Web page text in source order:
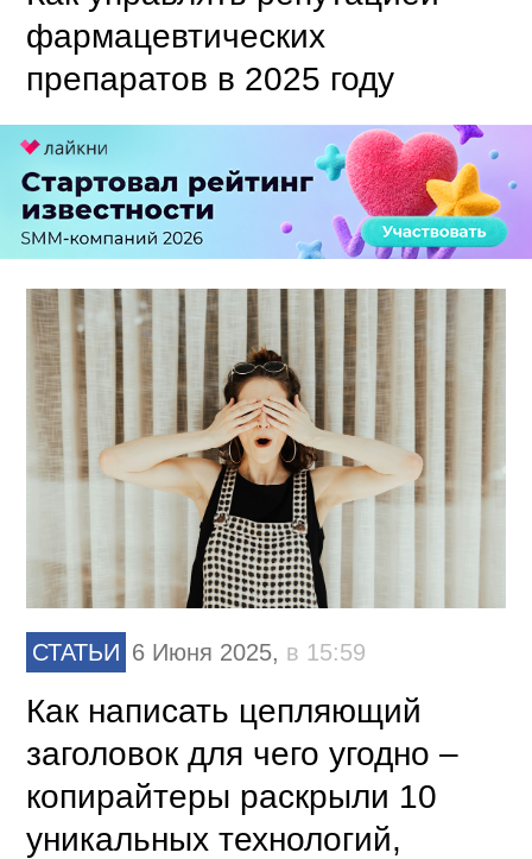
фармацевтических
препаратов в 2025 году
СТАТЬИ 6 Июня 2025, в 15:59
Как написать цепляющий
заголовок для чего угодно –
копирайтеры раскрыли 10
уникальных технологий,